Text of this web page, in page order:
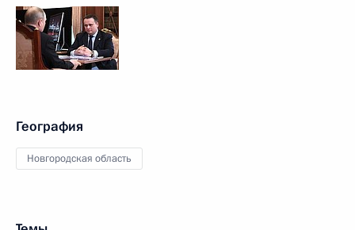
География
Новгородская область